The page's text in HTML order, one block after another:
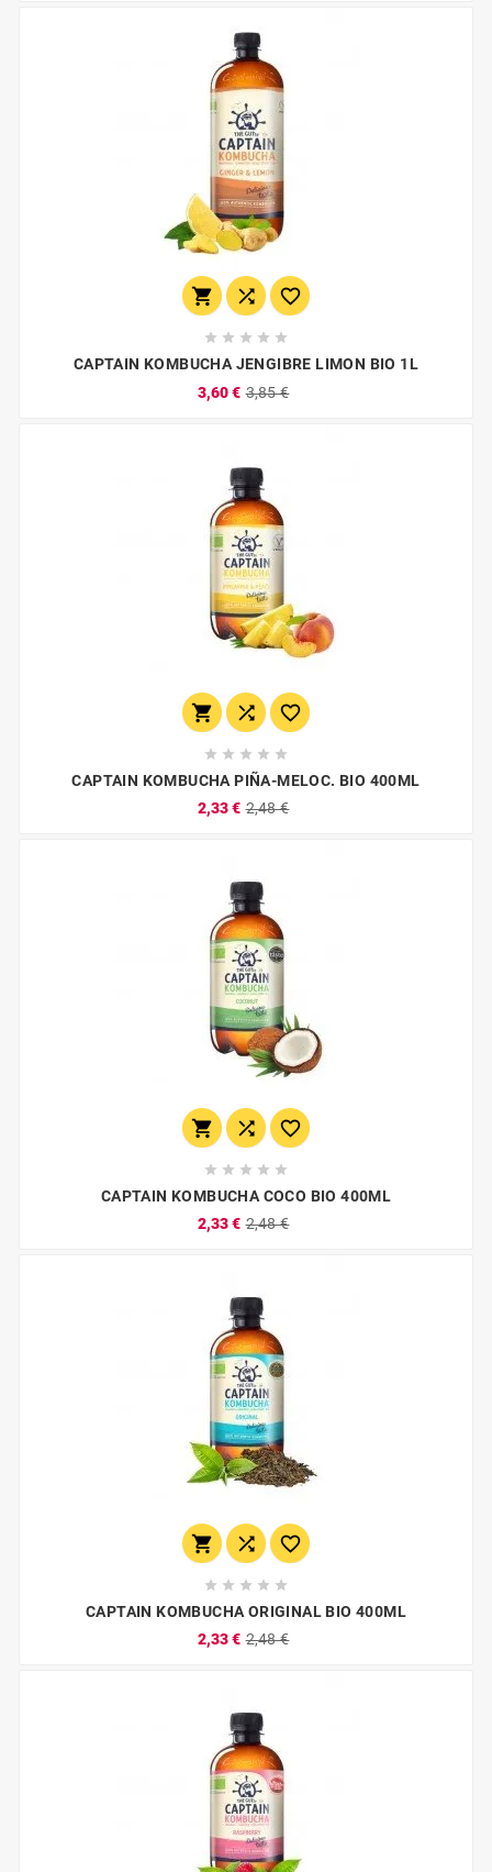
  
    
CAPTAIN KOMBUCHA JENGIBRE LIMON BIO 1L
3,60 € 3,85 €
  
    
CAPTAIN KOMBUCHA PIÑA-MELOC. BIO 400ML
2,33 € 2,48 €
  
    
CAPTAIN KOMBUCHA COCO BIO 400ML
2,33 € 2,48 €
  
    
CAPTAIN KOMBUCHA ORIGINAL BIO 400ML
2,33 € 2,48 €